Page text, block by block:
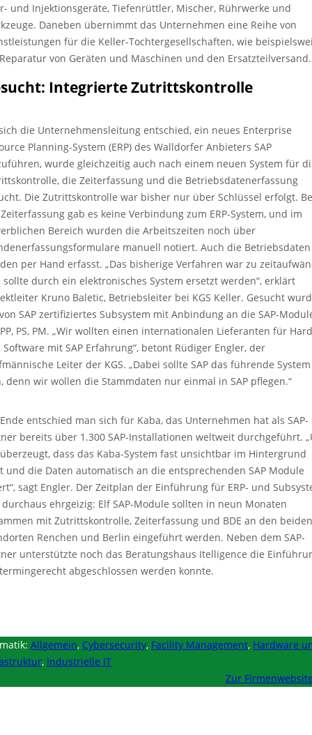
und Injektionsgeräte, Tiefenrüttler, Mischer, Rührwerke und
Daneben übernimmt das Unternehmen eine Reihe von
für die Keller-Tochtergesellschaften, wie
von Geräten und Maschinen und den Ersatzteilversand.
Integrierte Zutrittskontrolle
die Unternehmensleitung entschied, ein neues Enterprise
Planning-System (ERP) des Walldorfer Anbieters SAP
wurde gleichzeitig auch nach einem neuen System für
die Zeiterfassung und die Betriebsdatenerfassung
Die Zutrittskontrolle war bisher nur über Schlüssel erfolgt.
gab es keine Verbindung zum ERP-System, und im
Bereich wurden die Arbeitszeiten noch über
manuell notiert. Auch die Betriebsdaten
per Hand erfasst. „Das bisherige Verfahren war zu
durch ein elektronisches System ersetzt werden“, erklärt
Kruno Baletic, Betriebsleiter bei KGS Keller. Gesucht
SAP zertifiziertes Subsystem mit Anbindung an die SAP-
PP, PS, PM. „Wir wollten einen internationalen Lieferanten für
mit SAP Erfahrung“, betont Rüdiger Engler, der
Leiter der KGS. „Dabei sollte SAP das führende System
denn wir wollen die Stammdaten nur einmal in SAP pflegen.“
entschied man sich für Kaba, das Unternehmen hat als SAP-
bereits über 1.300 SAP-Installationen weltweit durchgeführt.
dass das Kaba-System fast unsichtbar im Hintergrund
und die Daten automatisch an die entsprechenden SAP Module
sagt Engler. Der Zeitplan der Einführung für ERP- und
ehrgeizig: Elf SAP-Module sollten in neun Monaten
mit Zutrittskontrolle, Zeiterfassung und BDE an den beiden
Renchen und Berlin eingeführt werden. Neben dem SAP-
unterstützte noch das Beratungshaus Itelligence die
abgeschlossen werden konnte.
Allgemein, Cybersecurity, Facility Management, Hardware
, Industrielle IT
Zur